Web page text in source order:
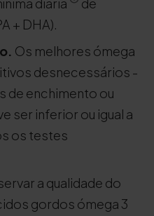
+ DHA).
Os melhores ómega
desnecessários -
de enchimento ou
ser inferior ou igual a
os testes
a qualidade do
gordos ómega 3